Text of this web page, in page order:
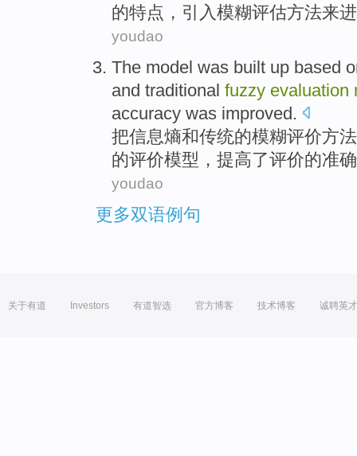
的特点， 引入模糊评估方法来
youdao
The model was built up based
and traditional fuzzy evaluation
accuracy was improved.
把信息熵和传统的模糊评价方法
的评价模型 ， 提高了评价的准
youdao
更多双语例句
关于有道 Investors 有道智选 官方博客 技术博客 诚聘英才